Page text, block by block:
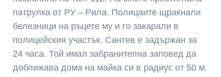
патрулка от РУ – Рила. Полицаите щракнали
белезници на ръцете му и го закарали в
полицейския участък. Сантев е задържан за
24 часа. Той имал забранителна заповед да
доближава дома на майка си в радиус от 50 м.